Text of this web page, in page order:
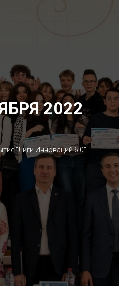
2022
"Лиги Инноваций 6.0"